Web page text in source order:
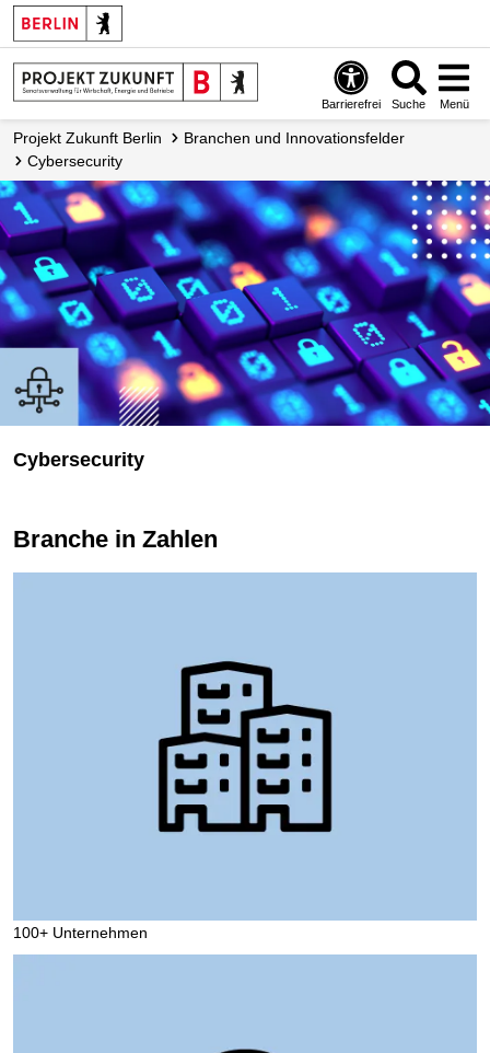
Barrierefrei Suche Menü
Projekt Zukunft Berlin
Branchen und Innovationsfelder
Cybersecurity
Cybersecurity
Branche in Zahlen
100+ Unternehmen